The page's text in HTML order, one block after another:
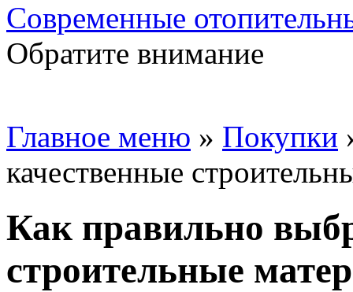
Современные
Обратите внимание
Главное меню » Покупки
качественные
Как правильно
строительные